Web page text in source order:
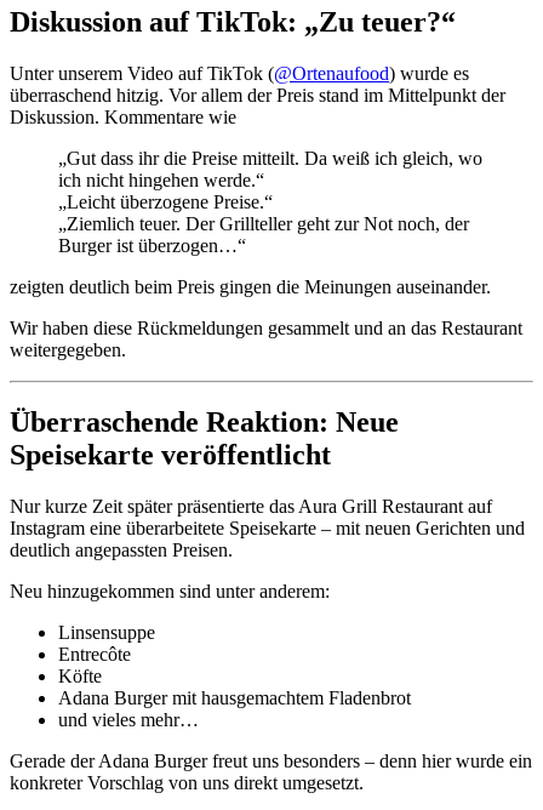
Diskussion auf TikTok: „Zu teuer?“
Unter unserem Video auf TikTok (@Ortenaufood) wurde es
überraschend hitzig. Vor allem der Preis stand im Mittelpunkt der
Diskussion. Kommentare wie
„Gut dass ihr die Preise mitteilt. Da weiß ich gleich, wo
ich nicht hingehen werde.“
„Leicht überzogene Preise.“
„Ziemlich teuer. Der Grillteller geht zur Not noch, der
Burger ist überzogen…“
zeigten deutlich beim Preis gingen die Meinungen auseinander.
Wir haben diese Rückmeldungen gesammelt und an das Restaurant
weitergegeben.
Überraschende Reaktion: Neue
Speisekarte veröffentlicht
Nur kurze Zeit später präsentierte das Aura Grill Restaurant auf
Instagram eine überarbeitete Speisekarte – mit neuen Gerichten und
deutlich angepassten Preisen.
Neu hinzugekommen sind unter anderem:
Linsensuppe
Entrecôte
Köfte
Adana Burger mit hausgemachtem Fladenbrot
und vieles mehr…
Gerade der Adana Burger freut uns besonders – denn hier wurde ein
konkreter Vorschlag von uns direkt umgesetzt.